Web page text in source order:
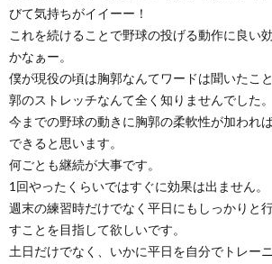
びて気持ちがイイーー！
これを続けることで野球の投げる動作に良い
かなぁー。
僕が現役の頃は胸郭なんてワードは聞いたこ
郭のストレッチなんて全く知りませんでした。
今までの野球の動きに胸郭の柔軟性が加われ
できると思います。
何ごとも継続が大事です。
1回やったくらいではすぐに効果は出ません。
週末の練習時だけでなく平日にもしっかりと
すことを目指して欲しいです。
土日だけでなく、いかに平日を自分でトレー